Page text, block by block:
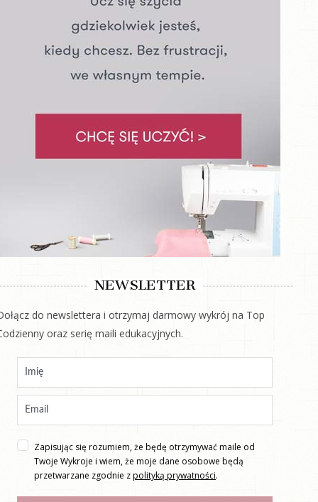
NEWSLETTER
do newslettera i otrzymaj darmowy wykrój na Top
oraz serię maili edukacyjnych.
Zapisując się rozumiem, że będę otrzymywać maile od
Twoje Wykroje i wiem, że moje dane osobowe będą
przetwarzane zgodnie zpolityką prywatności.